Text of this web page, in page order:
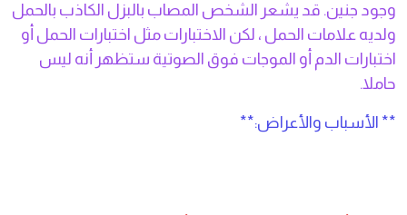
وجود جنين. قد يشعر الشخص المصاب بالبزل الكاذب بالحمل
ولديه علامات الحمل ، لكن الاختبارات مثل اختبارات الحمل أو
اختبارات الدم أو الموجات فوق الصوتية ستظهر أنه ليس
حاملا.
** الأسباب والأعراض:**